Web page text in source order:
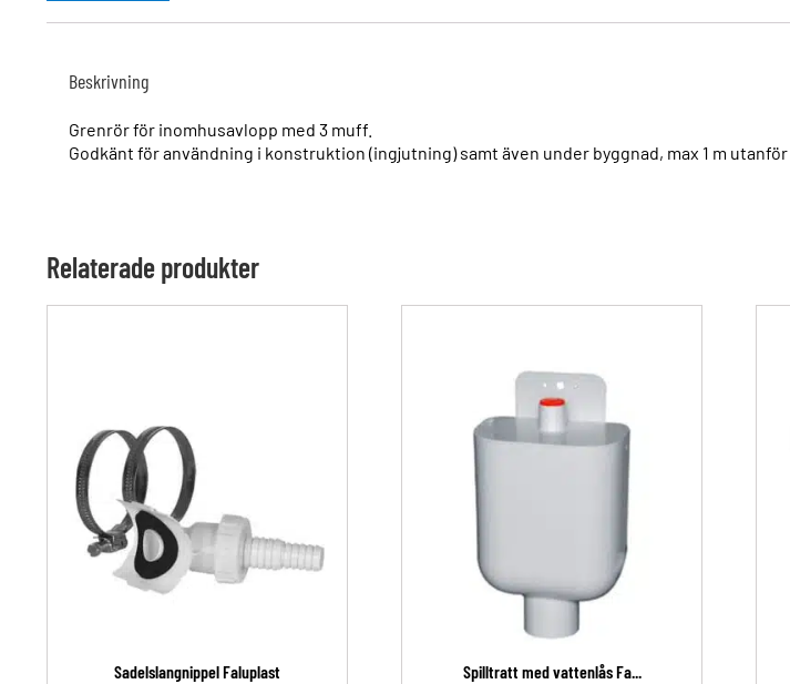
Beskrivning
Grenrör för inomhusavlopp med 3 muff.
Godkänt för användning i konstruktion (ingjutning) samt även under byggnad, max 1 m utanför
Relaterade produkter
Sadelslangnippel Faluplast Spilltratt med vattenlås Fa...